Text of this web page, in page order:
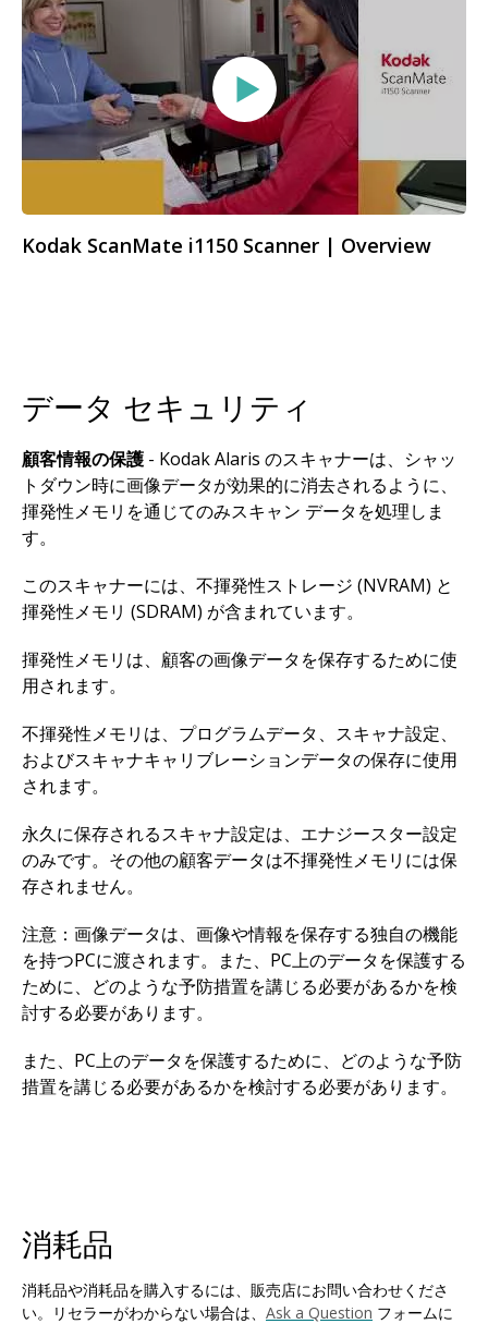
Kodak ScanMate i1150 Scanner | Overview
データ セキュリティ
顧客情報の保護 - Kodak Alaris のスキャナーは、シャッ
トダウン時に画像データが効果的に消去されるように、
揮発性メモリを通じてのみスキャン データを処理しま
す。
このスキャナーには、不揮発性ストレージ (NVRAM) と
揮発性メモリ (SDRAM) が含まれています。
揮発性メモリは、顧客の画像データを保存するために使
用されます。
不揮発性メモリは、プログラムデータ、スキャナ設定、
およびスキャナキャリブレーションデータの保存に使用
されます。
永久に保存されるスキャナ設定は、エナジースター設定
のみです。その他の顧客データは不揮発性メモリには保
存されません。
注意：画像データは、画像や情報を保存する独自の機能
を持つPCに渡されます。また、PC上のデータを保護する
ために、どのような予防措置を講じる必要があるかを検
討する必要があります。
また、PC上のデータを保護するために、どのような予防
措置を講じる必要があるかを検討する必要があります。
消耗品
消耗品や消耗品を購入するには、販売店にお問い合わせくださ
い。リセラーがわからない場合は、 Ask a Question フォームに